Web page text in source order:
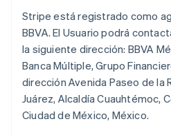
Stripe está registrado como
BBVA. El Usuario podrá
la siguiente dirección: BBVA
Banca Múltiple, Grupo
dirección Avenida Paseo de la
Juárez, Alcaldía Cuauhtémoc,
Ciudad de México, México.